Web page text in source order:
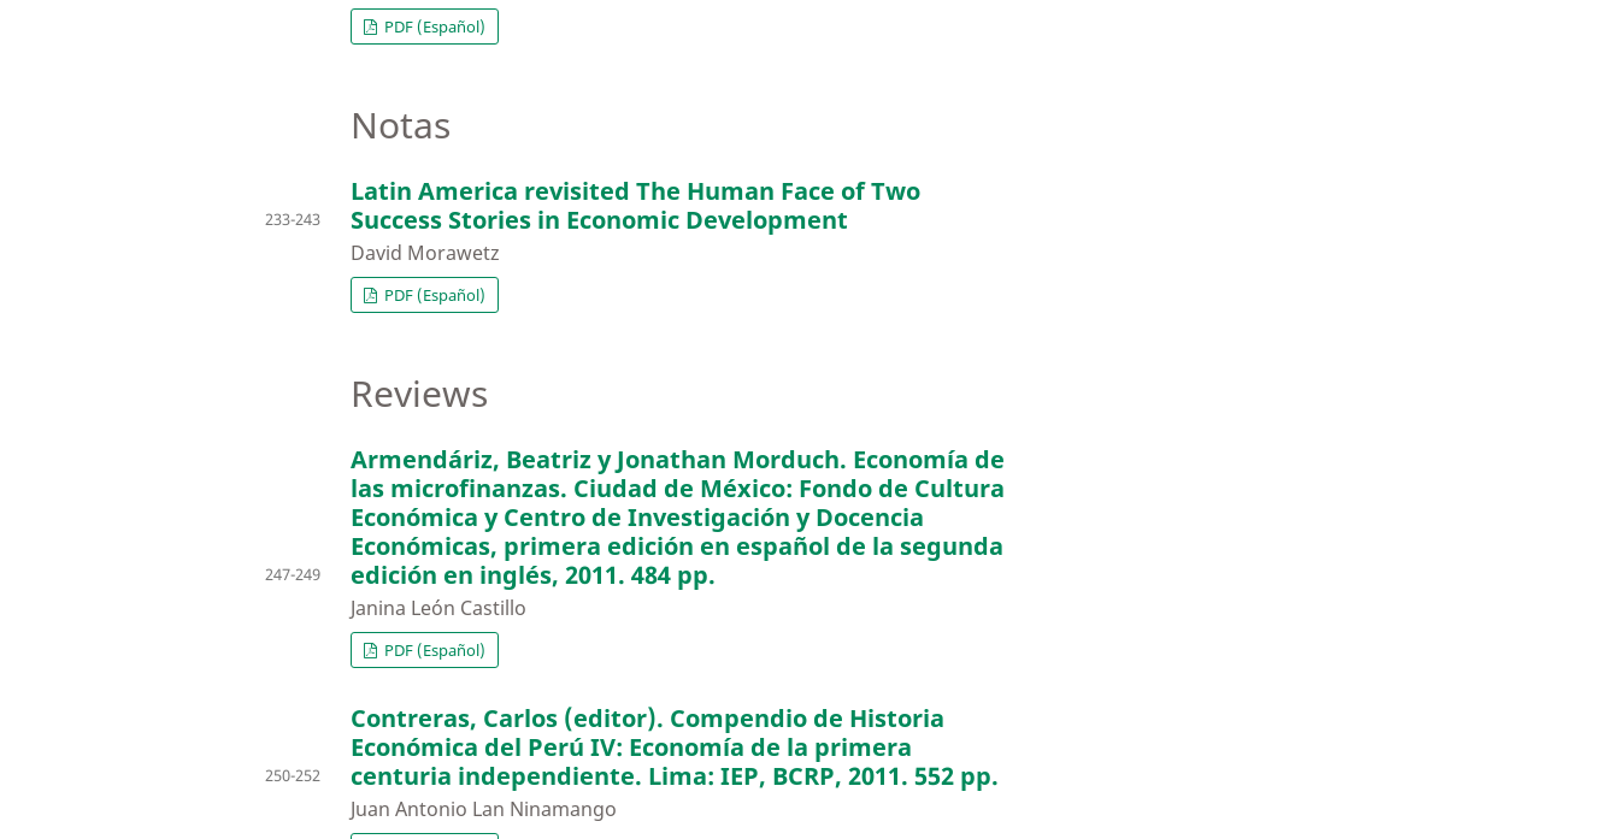
PDF (Español)
Notas
Latin America revisited The Human Face of Two
Success Stories in Economic Development
David Morawetz
233-243
PDF (Español)
Reviews
Armendáriz, Beatriz y Jonathan Morduch. Economía de
las microfinanzas. Ciudad de México: Fondo de Cultura
Económica y Centro de Investigación y Docencia
Económicas, primera edición en español de la segunda
edición en inglés, 2011. 484 pp.
Janina León Castillo
247-249
PDF (Español)
Contreras, Carlos (editor). Compendio de Historia
Económica del Perú IV: Economía de la primera
centuria independiente. Lima: IEP, BCRP, 2011. 552 pp.
Juan Antonio Lan Ninamango
250-252